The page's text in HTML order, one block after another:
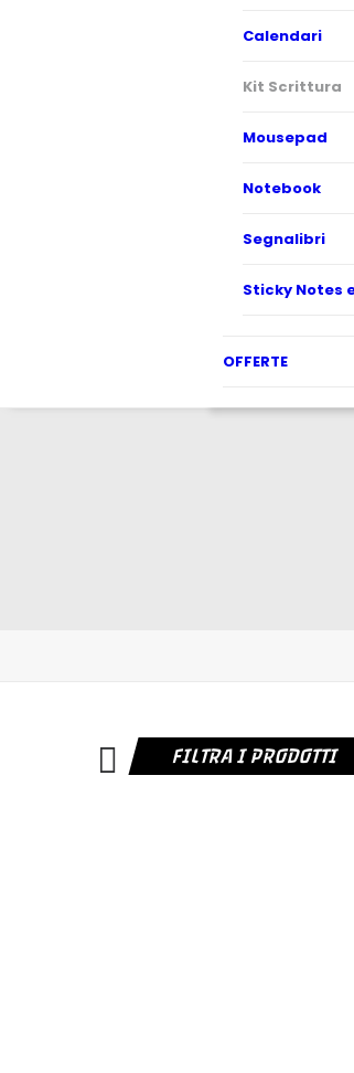
Calendari
Kit Scrittura
Mousepad
Notebook
Segnalibri
Sticky Notes
OFFERTE
FILTRA I PRODOTTI